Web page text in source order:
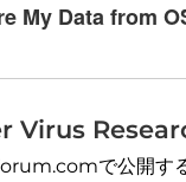
My Data from
Virus
で公開す